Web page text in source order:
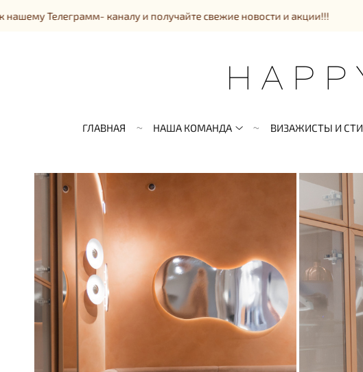
ГЛАВНАЯ НАША КОМАНДА ВИЗАЖИСТЫ И
каналу и получайте свежие новости и акции!!!